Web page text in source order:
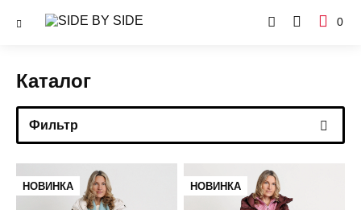
0
Каталог
Фильтр
НОВИНКА НОВИНКА